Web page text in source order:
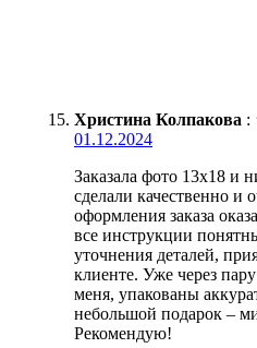
Христина Колпакова :
01.12.2024
Заказала фото 13х18 и
сделали качественно и
оформления заказа
все инструкции
уточнения деталей,
клиенте. Уже через
меня, упакованы
небольшой подарок –
Рекомендую!